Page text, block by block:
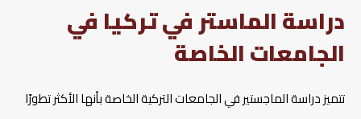
دراسة الماستر في تركيا في
الجامعات الخاصة
تتميز دراسة الماجستير في الجامعات التركية الخاصة بأنها الأكثر تطورًا